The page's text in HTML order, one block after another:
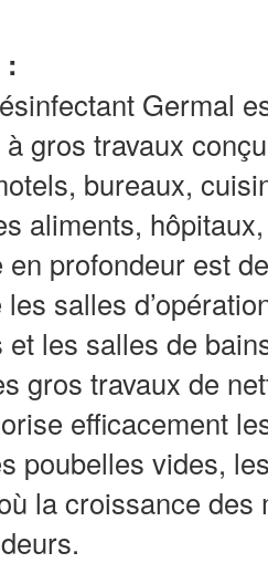
Germal
gros travaux
bureaux,
aliments,
en profondeur est
salles
et les salles de
gros travaux de
efficacement
poubelles vides,
la croissance